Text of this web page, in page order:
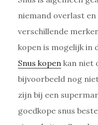
niemand overlast
verschillende
kopen is mogelijk in
Snus kopen kan niet
bijvoorbeeld nog
zijn bij een
goedkope snus